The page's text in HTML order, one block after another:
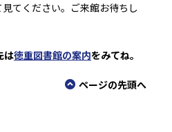
てください。ご来館お待ちし
は徳重図書館の案内をみてね。
ページの先頭へ